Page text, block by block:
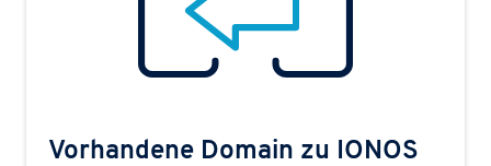
Vorhandene Domain zu IONOS